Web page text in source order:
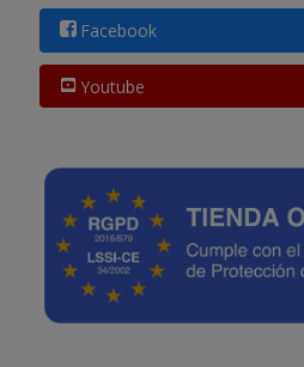
Facebook
Youtube